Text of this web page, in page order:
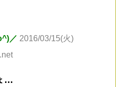
／ 2016/03/15(火)
…